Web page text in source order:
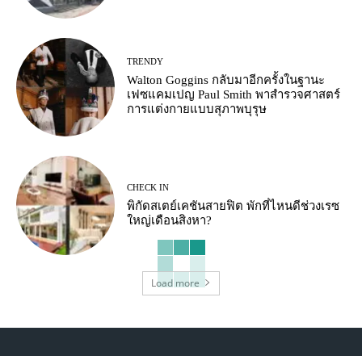
TRENDY
Walton Goggins กลับมาอีกครั้งในฐานะ
เฟซแคมเปญ Paul Smith พาสำรวจศาสตร์
การแต่งกายแบบสุภาพบุรุษ
CHECK IN
พิกัดสเตย์เคชันสายฟิต พักที่ไหนดีช่วงเรซ
ใหญ่เดือนสิงหา?
Load more